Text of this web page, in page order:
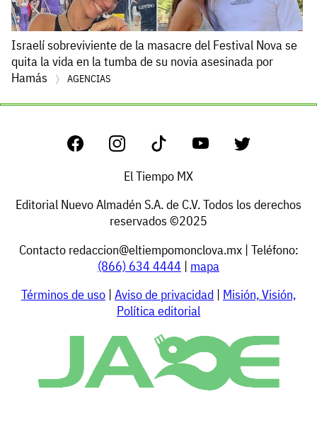
Israelí sobreviviente de la masacre del Festival Nova se
quita la vida en la tumba de su novia asesinada por
Hamás
AGENCIAS
El Tiempo MX
Editorial Nuevo Almadén S.A. de C.V. Todos los derechos
reservados ©2025
Contacto redaccion@eltiempomonclova.mx| Teléfono:
(866) 634 4444 | mapa
Términos de uso | Aviso de privacidad | Misión, Visión,
Política editorial